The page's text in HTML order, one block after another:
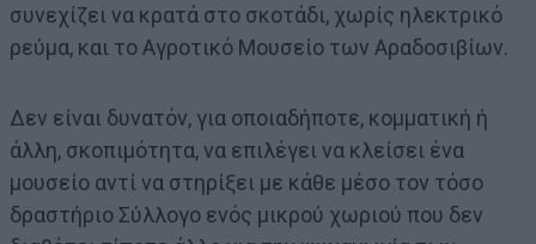
συνεχίζει να κρατά στο σκοτάδι, χωρίς ηλεκτρικό
ρεύμα, και το Αγροτικό Μουσείο των Αραδοσιβίων.
Δεν είναι δυνατόν, για οποιαδήποτε, κομματική ή
άλλη, σκοπιμότητα, να επιλέγει να κλείσει ένα
μουσείο αντί να στηρίξει με κάθε μέσο τον τόσο
δραστήριο Σύλλογο ενός μικρού χωριού που δεν